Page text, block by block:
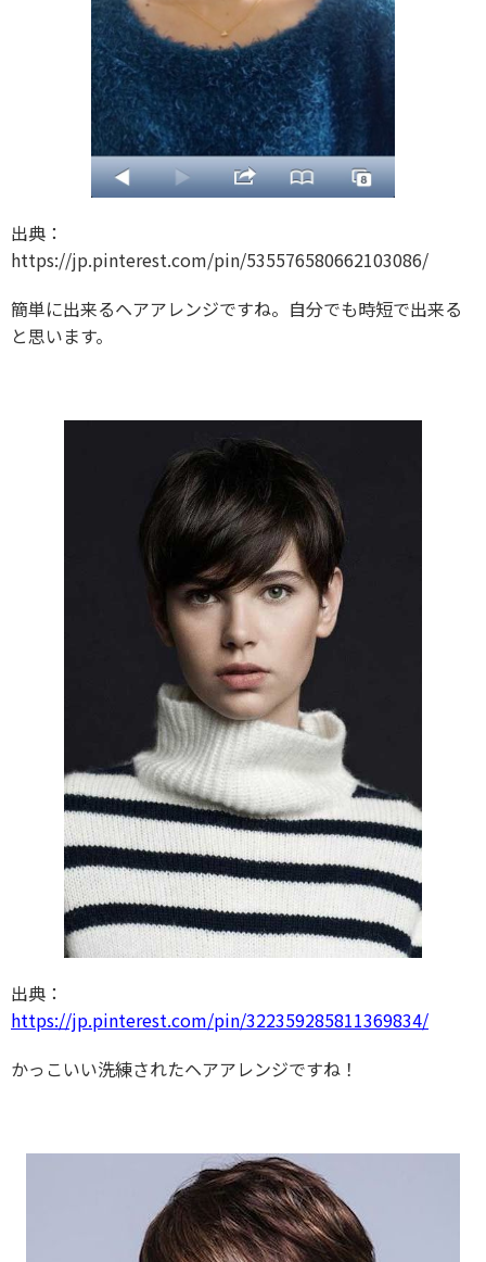
出典：
https://jp.pinterest.com/pin/535576580662103086/
簡単に出来るヘアアレンジですね。自分でも時短で出来る
と思います。
出典：
https://jp.pinterest.com/pin/322359285811369834/
かっこいい洗練されたヘアアレンジですね！